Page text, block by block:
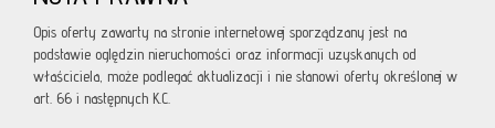
Opis oferty zawarty na stronie internetowej sporządzany jest na
podstawie oględzin nieruchomości oraz informacji uzyskanych od
właściciela, może podlegać aktualizacji i nie stanowi oferty określonej w
art. 66 i następnych K.C.